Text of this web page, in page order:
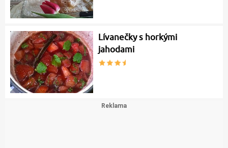
Lívanečky s horkými
jahodami